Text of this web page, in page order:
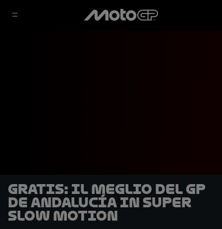
GRATIS: Il meglio del GP
de Andalucía in super
slow motion